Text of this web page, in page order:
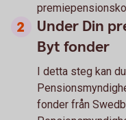
Under Din
Byt fonder
I detta steg kan
fonder från